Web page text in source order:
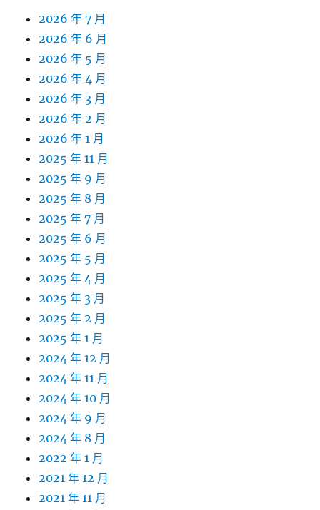
2026 年 7 月
2026 年 6 月
2026 年 5 月
2026 年 4 月
2026 年 3 月
2026 年 2 月
2026 年 1 月
2025 年 11 月
2025 年 9 月
2025 年 8 月
2025 年 7 月
2025 年 6 月
2025 年 5 月
2025 年 4 月
2025 年 3 月
2025 年 2 月
2025 年 1 月
2024 年 12 月
2024 年 11 月
2024 年 10 月
2024 年 9 月
2024 年 8 月
2022 年 1 月
2021 年 12 月
2021 年 11 月